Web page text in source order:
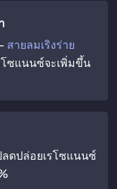
สายลมเริงร่าย
โซแนนซ์จะเพิ่มขึ้น
ดปล่อยเรโซแนนซ์